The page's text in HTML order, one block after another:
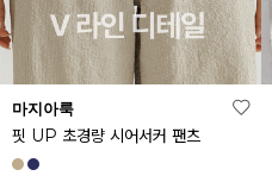
마지아룩
핏 UP 초경량 시어서커 팬츠